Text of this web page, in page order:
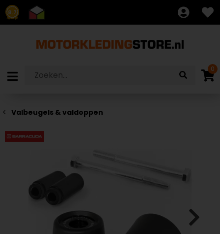
8.7
0
Valbeugels & valdoppen